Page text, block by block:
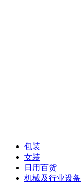
包装
女装
日用百货
机械及行业设备